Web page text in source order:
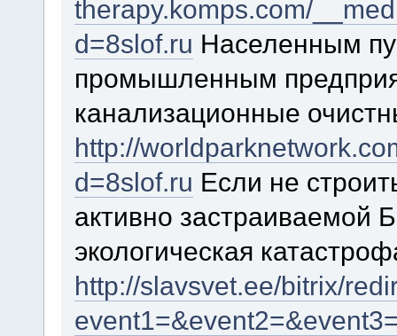
therapy.komps.com/
d=8slof.ru Населенным
промышленным
канализационные
http://
d=8slof.ru Если не
активно застраиваемой
экологическая
http://slavsvet.ee/bitrix/